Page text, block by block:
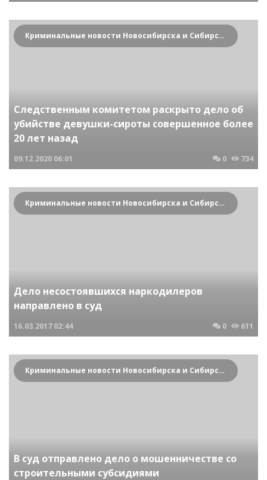
Криминальные новости Новосибирска и Сибирского региона
Следственным комитетом раскрыто дело об
убийстве девушки-сироты совершенное более
20 лет назад
09.12.2020 06:01 0 734
Криминальные новости Новосибирска и Сибирского региона
Дело несостоявшихся наркодилеров
направлено в суд
16.03.2017 02:44 0 611
Криминальные новости Новосибирска и Сибирского региона
В суд отправлено дело о мошенничестве со
строительными субсидиями